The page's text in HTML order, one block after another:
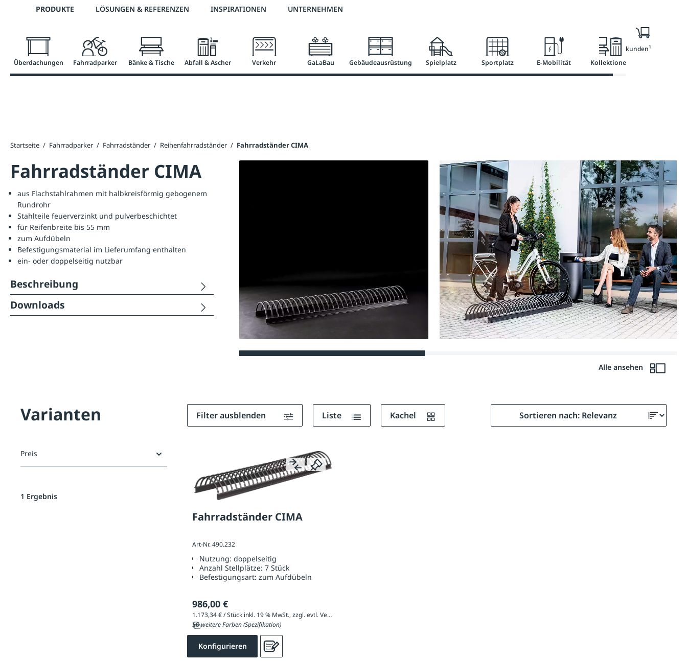
Zur Hauptnavigation springen
Telefon: 0800 / 100 49 02 2 % Vorkassen-Skonto versandkostenfrei ab 50 €
PRODUKTE LÖSUNGEN & REFERENZEN INSPIRATIONEN UNTERNEHMEN
Überdachungen Fahrradparker Bänke & Tische Abfall & Ascher Verkehr GaLaBau Gebäudeausrüstung Spielplatz Sportplatz E-Mobilität Kollektionen
Nur für Geschäftskunden1
Startseite / Fahrradparker / Fahrradständer / Reihenfahrradständer / Fahrradständer CIMA
Fahrradständer CIMA
Alle ansehen
aus Flachstahlrahmen mit halbkreisförmig gebogenem
Rundrohr
Stahlteile feuerverzinkt und pulverbeschichtet
für Reifenbreite bis 55 mm
zum Aufdübeln
Befestigungsmaterial im Lieferumfang enthalten
ein- oder doppelseitig nutzbar
Beschreibung
Downloads
Varianten
Preis
1 Ergebnis
Filter ausblenden Liste Kachel
Fahrradständer CIMA
Art-Nr. 490.232
Nutzung: doppelseitig
Anzahl Stellplätze: 7 Stück
Befestigungsart: zum Aufdübeln
986,00 €
1.173,34 € / Stück inkl. 19 % MwSt., zzgl. evtl. Versandkosten
56 weitere Farben (Spezifikation)
Konfigurieren